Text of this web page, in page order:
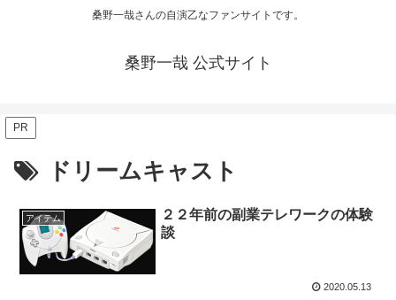
桑野一哉さんの自演乙なファンサイトです。
桑野一哉 公式サイト
PR
ドリームキャスト
アイテム
２２年前の副業テレワークの体験
談
2020.05.13